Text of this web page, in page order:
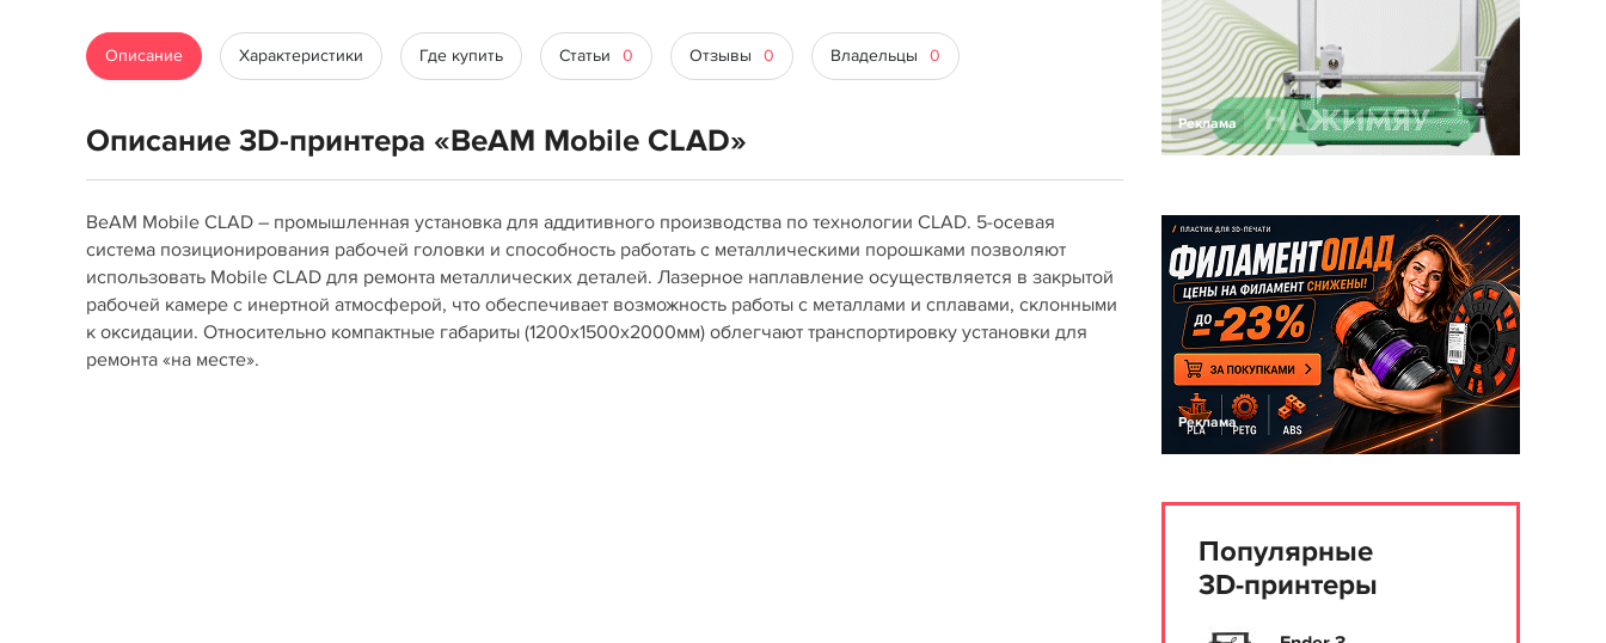
Описание Характеристики Где купить Статьи 0 Отзывы 0 Владельцы 0
Описание 3D-принтера «BeAM Mobile CLAD»
BeAM Mobile CLAD – промышленная установка для аддитивного производства по технологии CLAD. 5-осевая
система позиционирования рабочей головки и способность работать с металлическими порошками позволяют
использовать Mobile CLAD для ремонта металлических деталей. Лазерное наплавление осуществляется в закрытой
рабочей камере с инертной атмосферой, что обеспечивает возможность работы с металлами и сплавами, склонными
к оксидации. Относительно компактные габариты (1200х1500х2000мм) облегчают транспортировку установки для
ремонта «на месте».
Реклама
Реклама
Популярные
3D-принтеры